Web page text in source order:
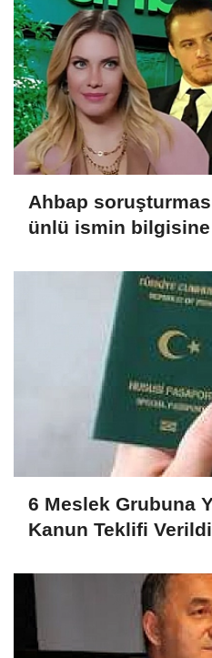
Ahbap
ünlü ismin
6 Meslek Grubuna
Kanun Teklifi Verildi